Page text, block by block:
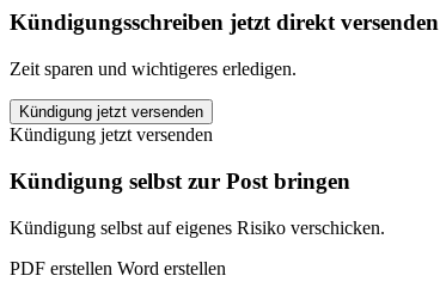
Kündigungsschreiben jetzt direkt versenden
Zeit sparen und wichtigeres erledigen.
NEON
Abonnement
kündigen
quantity
Kündigung jetzt versenden
Kündigung jetzt versenden
Kündigung selbst zur Post bringen
Kündigung selbst auf eigenes Risiko verschicken.
PDF erstellen Word erstellen